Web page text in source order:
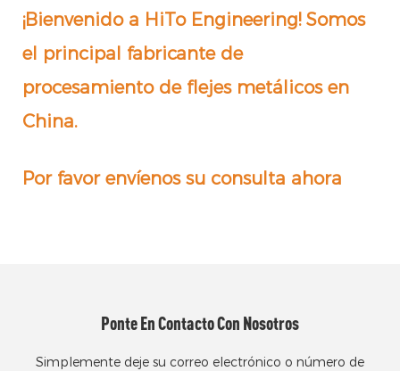
¡Bienvenido a HiTo Engineering! Somos
el principal fabricante de
procesamiento de flejes metálicos en
China.
Por favor envíenos su consulta ahora
Ponte En Contacto Con Nosotros
Simplemente deje su correo electrónico o número de